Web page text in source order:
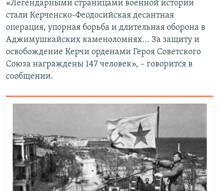
«Легендарными страницами военной истории
стали Керченско-Феодосийская десантная
операция, упорная борьба и длительная оборона в
Аджимушкайских каменоломнях... За защиту и
освобождение Керчи орденами Героя Советского
Союза награждены 147 человек», – говорится в
сообщении.